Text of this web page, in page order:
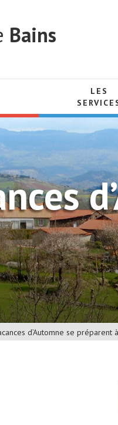
Bains
LES
d’Automne se préparent à